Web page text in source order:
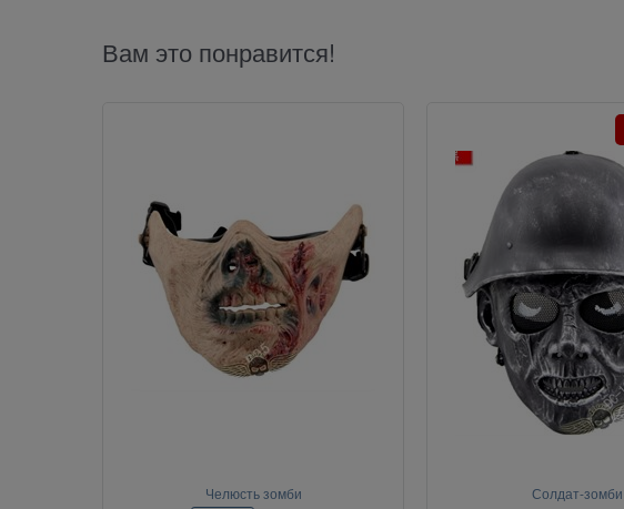
Вам это понравится!
Челюсть зомби Солдат-зомби